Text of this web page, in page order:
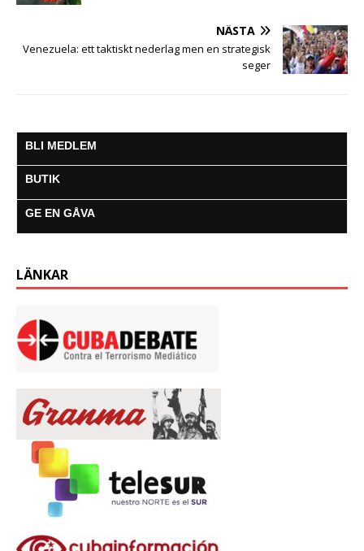
NÄSTA
Venezuela: ett taktiskt nederlag men en strategisk
seger
BLI MEDLEM
BUTIK
GE EN GÅVA
LÄNKAR